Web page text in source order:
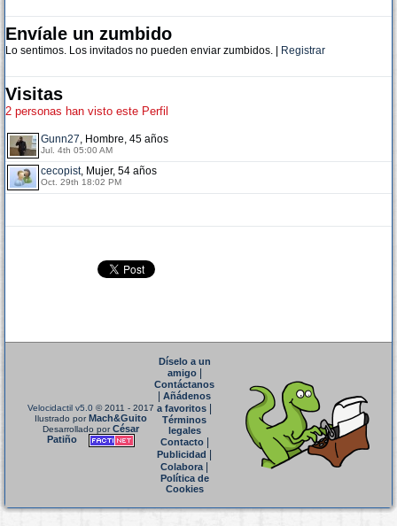
Envíale un zumbido
Lo sentimos. Los invitados no pueden enviar zumbidos. | Registrar
Visitas
2 personas han visto este Perfil
Gunn27, Hombre, 45 años
Jul. 4th 05:00 AM
cecopist, Mujer, 54 años
Oct. 29th 18:02 PM
Velocidactil v5.0 © 2011 - 2017
Ilustrado porMach&Guito
Desarrollado porCésar
Patiño
Díselo a un
amigo|
Contáctanos
Añádenos
a favoritos
Términos
legales
Contacto|
Publicidad
Colabora|
Política de
Cookies